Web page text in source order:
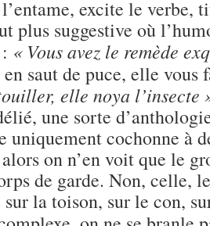
l’entame, excite le verbe,
plus suggestive où
« Vous avez le remède
saut de puce, elle vous
elle noya l’insecte
une sorte
uniquement cochonne à
on n’en voit que le
de garde. Non, celle,
sur la toison, sur le con,